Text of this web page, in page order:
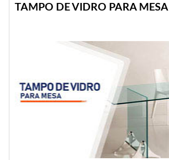
TAMPO DE VIDRO PARA MESA